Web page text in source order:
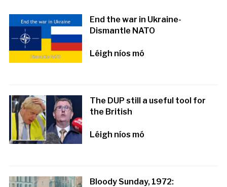
End the war in Ukraine-
Dismantle NATO
Léigh níos mó
The DUP still a useful tool for
the British
Léigh níos mó
Bloody Sunday, 1972: